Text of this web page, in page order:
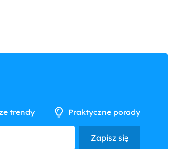
trendy Praktyczne porady
Zapisz się